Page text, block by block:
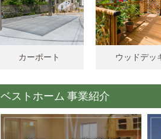
カーポート ウッドデッ
ベストホーム 事業紹介